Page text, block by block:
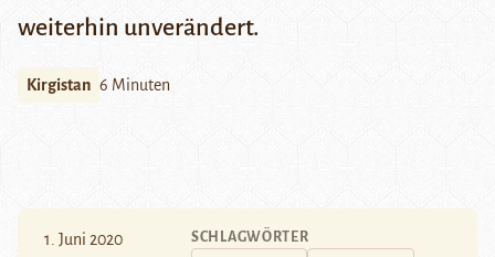
weiterhin unverändert.
Kirgistan 6 Minuten
1. Juni 2020 SCHLAGWÖRTER